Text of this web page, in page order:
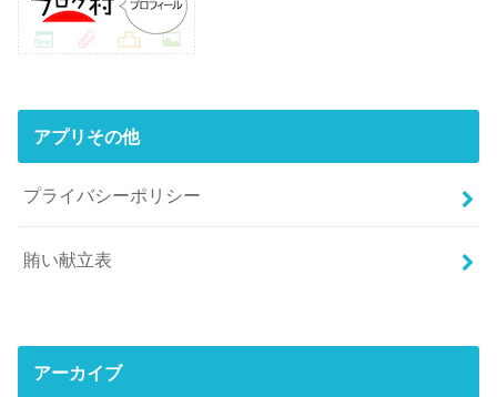
アプリその他
プライバシーポリシー
賄い献立表
アーカイブ